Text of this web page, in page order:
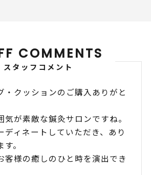
COMMENTS
スタッフコメント
・クッションのご購入ありがと
が素敵な鍼灸サロンですね。
ディネートしていただき、あり
。
客様の癒しのひと時を演出でき